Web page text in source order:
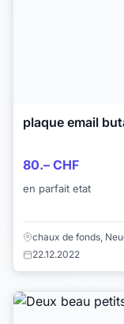
plaque email
80.– CHF
en parfait etat
chaux de fonds,
22.12.2022